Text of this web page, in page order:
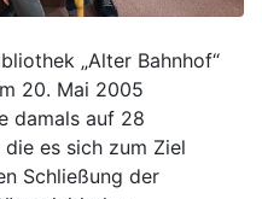
„Alter Bahnhof“
20. Mai 2005
damals auf 28
es sich zum Ziel
Schließung der